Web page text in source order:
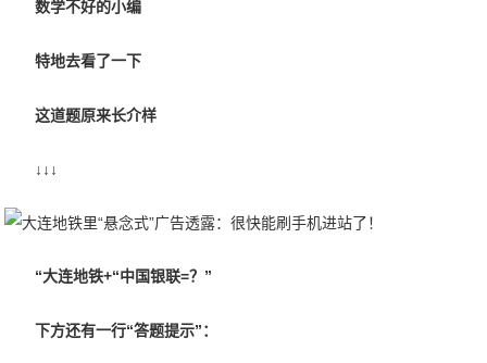
数学不好的小编
特地去看了一下
这道题原来长介样
↓↓↓
“大连地铁+“中国银联=？”
下方还有一行“答题提示”：